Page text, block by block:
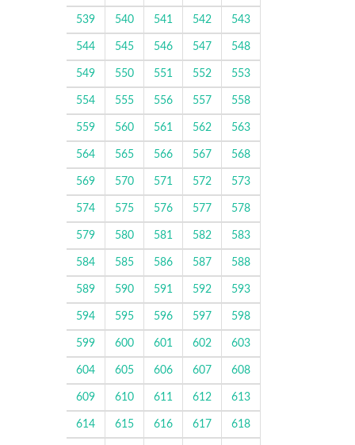
539 540 541 542 543
544 545 546 547 548
549 550 551 552 553
554 555 556 557 558
559 560 561 562 563
564 565 566 567 568
569 570 571 572 573
574 575 576 577 578
579 580 581 582 583
584 585 586 587 588
589 590 591 592 593
594 595 596 597 598
599 600 601 602 603
604 605 606 607 608
609 610 611 612 613
614 615 616 617 618